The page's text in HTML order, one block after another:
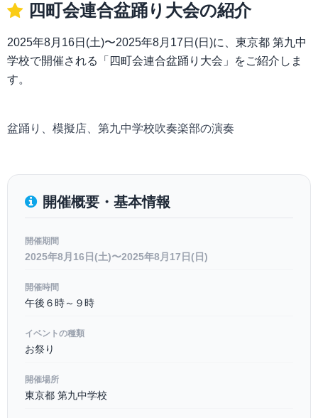
四町会連合盆踊り大会の紹介
2025年8月16日(土)〜2025年8月17日(日)に、東京都 第九中
学校で開催される「四町会連合盆踊り大会」をご紹介しま
す。
盆踊り、模擬店、第九中学校吹奏楽部の演奏
開催概要・基本情報
開催期間
2025年8月16日(土)〜2025年8月17日(日)
開催時間
午後６時～９時
イベントの種類
お祭り
開催場所
東京都 第九中学校